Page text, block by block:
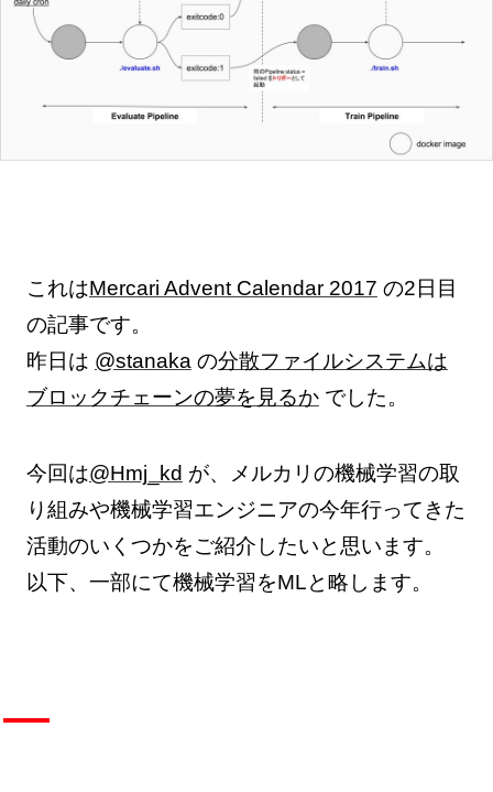
これはMercari Advent Calendar 2017 の2日目
の記事です。
昨日は @stanaka の分散ファイルシステムは
ブロックチェーンの夢を見るかでした。
今回は@Hmj_kd が、メルカリの機械学習の取
り組みや機械学習エンジニアの今年行ってきた
活動のいくつかをご紹介したいと思います。
以下、一部にて機械学習をMLと略します。